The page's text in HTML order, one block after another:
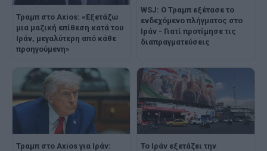
Τραμπ στο Axios: «Εξετάζω
μια μαζική επίθεση κατά του
Ιράν, μεγαλύτερη από κάθε
προηγούμενη»
WSJ: Ο Τραμπ εξέτασε το
ενδεχόμενο πλήγματος στο
Ιράν - Γιατί προτίμησε τις
διαπραγματεύσεις
Τραμπ στο Axios για Ιράν:
Το Ιράν εξετάζει την